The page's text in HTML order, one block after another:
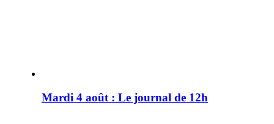
Mardi 4 août : Le journal de 12h